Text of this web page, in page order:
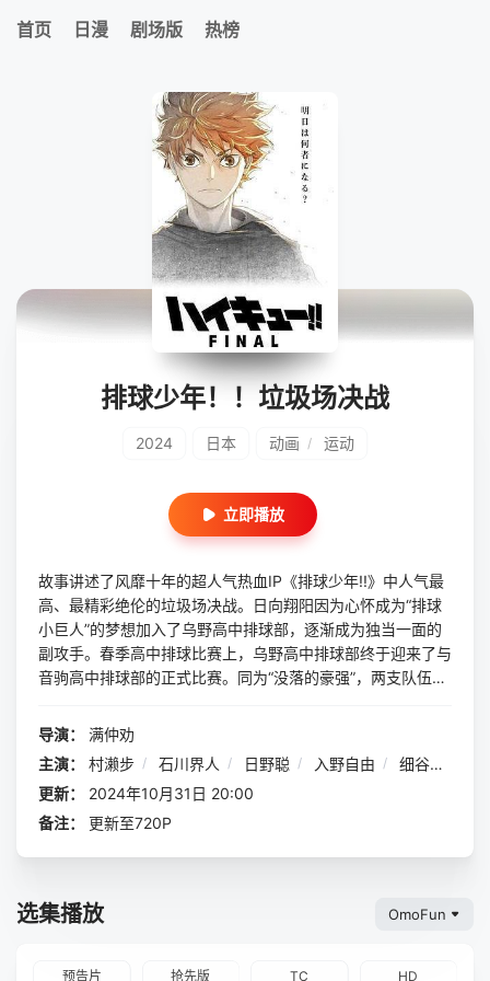
首页 日漫 剧场版 热榜
排球少年！！垃圾场决战
2024 日本 动画 / 运动
立即播放
故事讲述了风靡十年的超人气热血IP《排球少年!!》中人气最
高、最精彩绝伦的垃圾场决战。日向翔阳因为心怀成为“排球
小巨人”的梦想加入了乌野高中排球部，逐渐成为独当一面的
副攻手。春季高中排球比赛上，乌野高中排球部终于迎来了与
音驹高中排球部的正式比赛。同为“没落的豪强”，两支队伍惺
于迎来了结，一场“只有一次”的命运对决即将开幕！振翅一击
导演：
满仲劝
主演：
村濑步 / 石川界人 / 日野聪 / 入野自由 /
细谷佳正
更新：
2024年10月31日 20:00
备注：
更新至720P
选集播放 OmoFun
预告片 抢先版 TC HD